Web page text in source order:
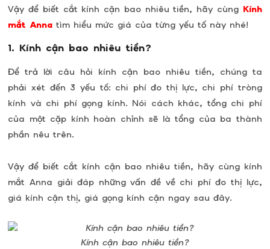
Vậy để biết cắt kính cận bao nhiêu tiền, hãy cùng Kính
mắt Anna tìm hiểu mức giá của từng yếu tố này nhé!
1. Kính cận bao nhiêu tiền?
Để trả lời câu hỏi kính cận bao nhiêu tiền, chúng ta
phải xét đến 3 yếu tố: chi phí đo thị lực, chi phí tròng
kính và chi phí gọng kính. Nói cách khác, tổng chi phí
của một cặp kính hoàn chỉnh sẽ là tổng của ba thành
phần nêu trên.
Vậy để biết cắt kính cận bao nhiêu tiền, hãy cùng kính
mắt Anna giải đáp những vấn đề về chi phí đo thị lực,
giá kính cận thị, giá gọng kính cận ngay sau đây.
Kính cận bao nhiêu tiền?